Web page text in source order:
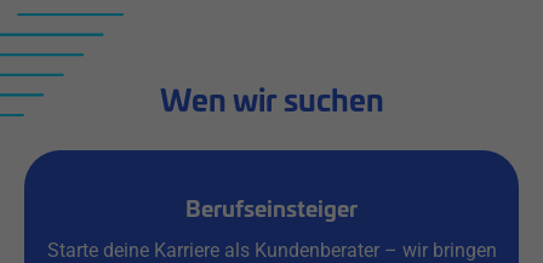
Wen wir suchen
Berufseinsteiger
Starte deine Karriere als Kundenberater – wir bringen